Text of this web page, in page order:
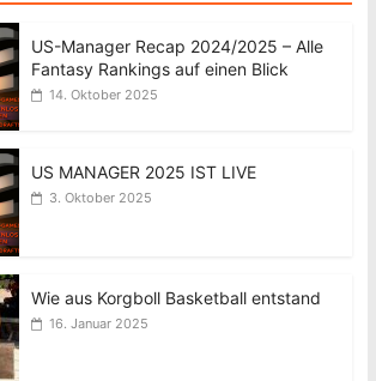
US-Manager Recap 2024/2025 – Alle
Fantasy Rankings auf einen Blick
14. Oktober 2025
US MANAGER 2025 IST LIVE
3. Oktober 2025
Wie aus Korgboll Basketball entstand
16. Januar 2025